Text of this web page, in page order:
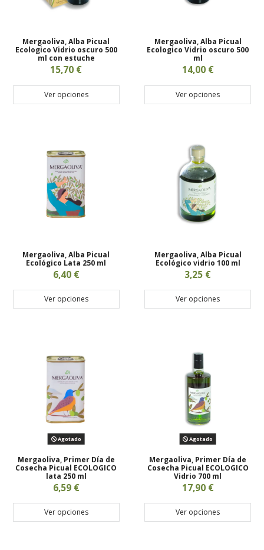
Mergaoliva, Alba Picual
Ecologico Vidrio oscuro 500
ml con estuche
15,70 €
Ver opciones
Mergaoliva, Alba Picual
Ecologico Vidrio oscuro 500
ml
14,00 €
Ver opciones
Mergaoliva, Alba Picual
Ecológico Lata 250 ml
6,40 €
Ver opciones
Mergaoliva, Alba Picual
Ecológico vidrio 100 ml
3,25 €
Ver opciones
Agotado
Mergaoliva, Primer Día de
Cosecha Picual ECOLOGICO
lata 250 ml
6,59 €
Ver opciones
Agotado
Mergaoliva, Primer Día de
Cosecha Picual ECOLOGICO
Vidrio 700 ml
17,90 €
Ver opciones